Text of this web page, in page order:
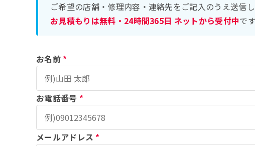
ご希望の店舗・修理内容・連絡先をご記入のうえ送信し
お見積もりは無料・24時間365日 ネットから受付中です
お名前 *
お電話番号 *
メールアドレス *